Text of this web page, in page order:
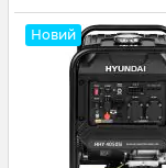
Новий